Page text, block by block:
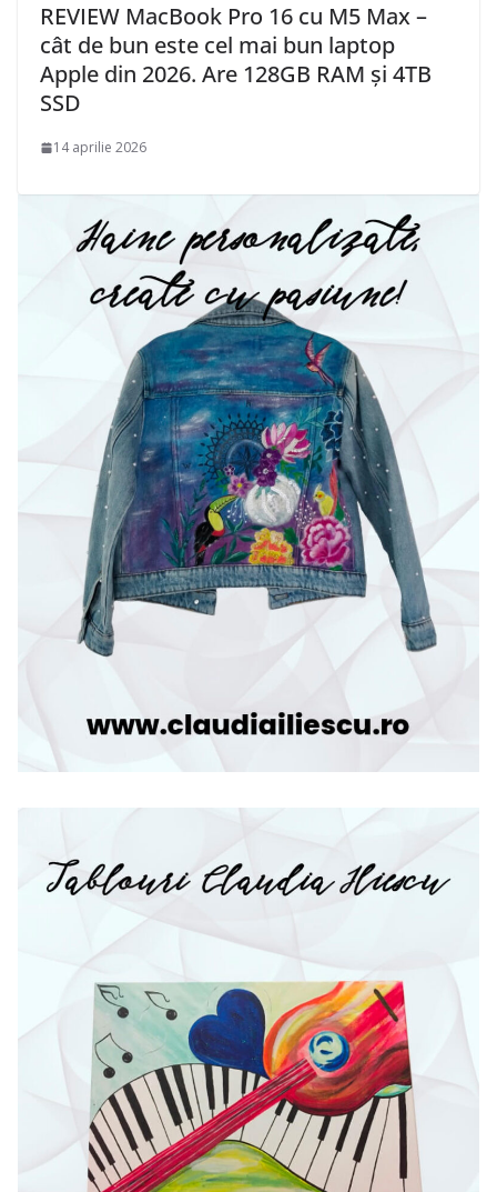
REVIEW MacBook Pro 16 cu M5 Max –
cât de bun este cel mai bun laptop
Apple din 2026. Are 128GB RAM și 4TB
SSD
14 aprilie 2026